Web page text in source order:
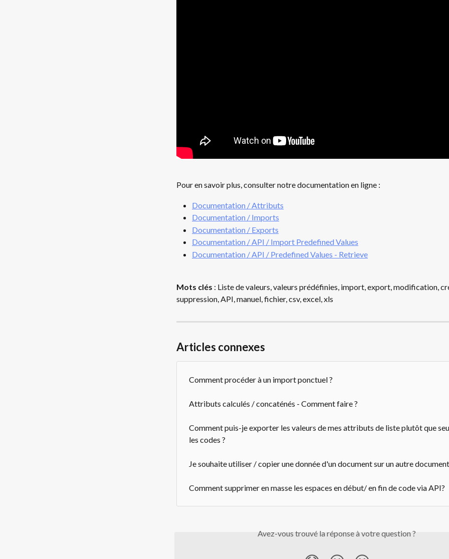
Pour en savoir plus, consulter notre documentation en ligne :
Documentation / Attributs
Documentation / Imports
Documentation / Exports
Documentation / API / Import Predefined Values
Documentation / API / Predefined Values - Retrieve
Mots clés : Liste de valeurs, valeurs prédéfinies, import, export, modification,
suppression, API, manuel, fichier, csv, excel, xls
Articles connexes
Comment procéder à un import ponctuel ?
Attributs calculés / concaténés - Comment faire ?
Comment puis-je exporter les valeurs de mes attributs de liste plutôt que
les codes ?
Je souhaite utiliser / copier une donnée d'un document sur un autre document.
Comment supprimer en masse les espaces en début/ en fin de code via API?
Avez-vous trouvé la réponse à votre question ?